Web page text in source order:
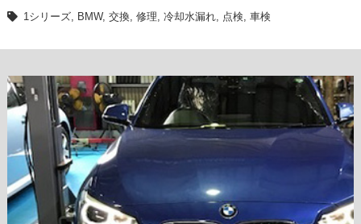
1シリーズ, BMW,交換,修理,冷却水漏れ, 点検,車検